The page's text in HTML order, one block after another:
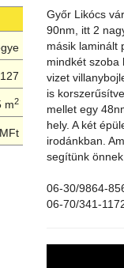
m2
Győr Likócs
90nm, itt 2
másik laminált
mindkét szoba
vizet
is
mellet egy
hely. A két
irodánkban.
segítünk
06-30/9864-
06-70/341-